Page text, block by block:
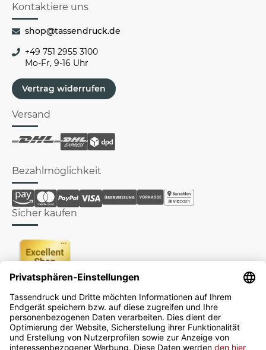
Kontaktiere uns
shop@tassendruck.de
+49 751 2955 3100
Mo-Fr, 9-16 Uhr
Vertrag widerrufen
Versand
Bezahlmöglichkeit
Sicher kaufen